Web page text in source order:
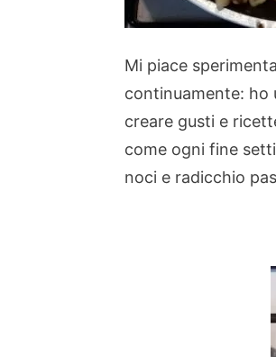
Mi piace
continuamente: ho
creare gusti e
come ogni fine
noci e radicchio